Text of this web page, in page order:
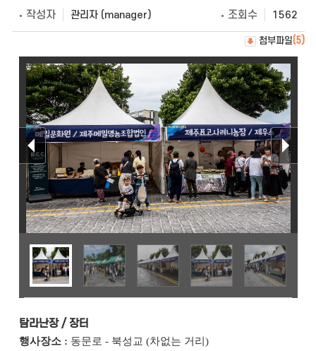
작성자 관리자 (manager) 조회수 1562
첨부파일(5)
탐라난장 / 장터
행사장소 : 동문로 - 북성교 (차없는 거리)